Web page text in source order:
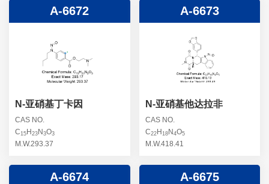
头孢卡品酯杂质
头孢唑肟杂质
A-6672
N-亚硝基丁卡因
CAS NO.
C15 H 23 N 3O3
M.W.293.37
A-6673
N-亚硝基他达拉非
CAS NO.
C22H 18N 4O5
M.W.418.41
A-6674 A-6675